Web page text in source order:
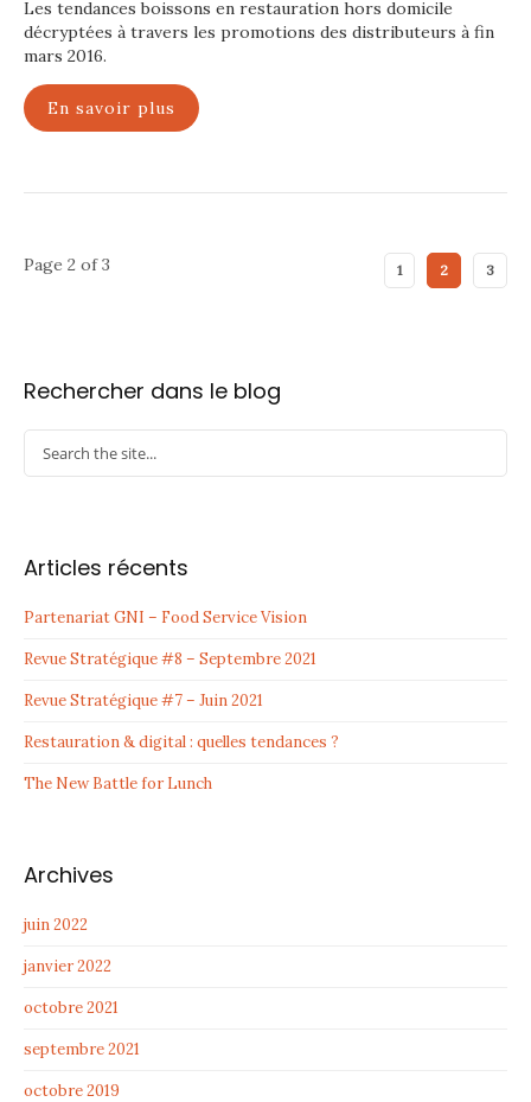
Les tendances boissons en restauration hors domicile
décryptées à travers les promotions des distributeurs à fin
mars 2016.
En savoir plus
1 2 3
Page 2 of 3
Rechercher dans le blog
Articles récents
Partenariat GNI – Food Service Vision
Revue Stratégique #8 – Septembre 2021
Revue Stratégique #7 – Juin 2021
Restauration & digital : quelles tendances ?
The New Battle for Lunch
Archives
juin 2022
janvier 2022
octobre 2021
septembre 2021
octobre 2019